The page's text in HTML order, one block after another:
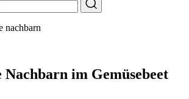
im Gemüsebeet